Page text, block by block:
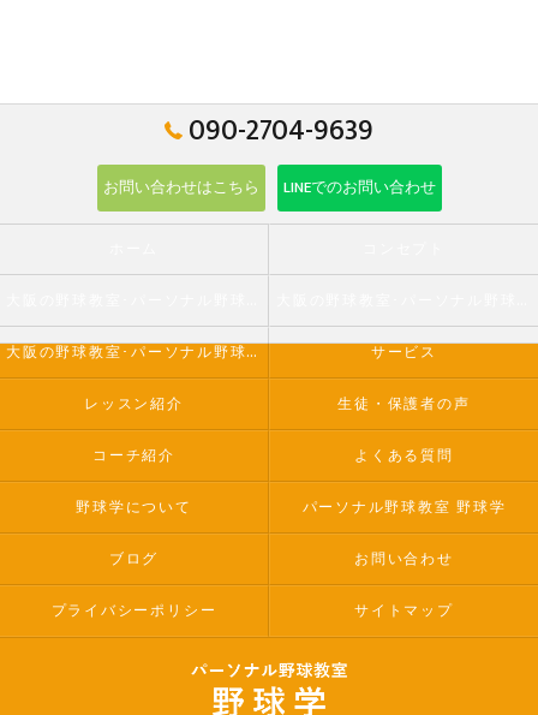
090-2704-9639
お問い合わせはこちら LINEでのお問い合わせ
大阪の野球教室･パーソナル野球教室 野球学のお客様の声 サービス
レッスン紹介 生徒・保護者の声
コーチ紹介 よくある質問
野球学について パーソナル野球教室 野球学
ブログ お問い合わせ
プライバシーポリシー サイトマップ